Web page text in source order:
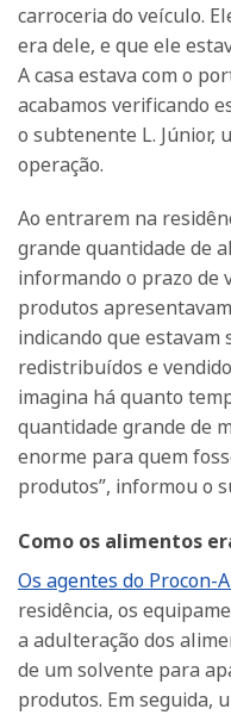
carroceria do veículo.
era dele, e que ele
A casa estava com o
acabamos verificando
o subtenente L. Júnior,
operação.
Ao entrarem na
grande quantidade de
informando o prazo de
produtos
indicando que
redistribuídos e
imagina há quanto
quantidade grande de
enorme para quem
produtos”, informou o
Como os alimentos
Os agentes do Procon-
residência, os
a adulteração dos
de um solvente para
produtos. Em seguida,